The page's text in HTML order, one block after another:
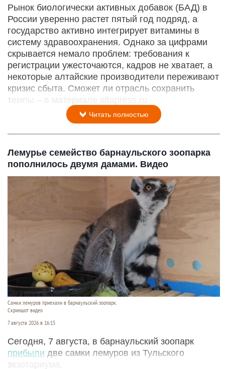
Рынок биологически активных добавок (БАД) в
России уверенно растет пятый год подряд, а
государство активно интегрирует витамины в
систему здравоохранения. Однако за цифрами
скрывается немало проблем: требования к
регистрации ужесточаются, кадров не хватает, а
некоторые алтайские производители переживают
кризис сбыта. Сможет ли отрасль сохранить
темпы – в материале altapress.ru.
Читать полностью
Лемурье семейство барнаульского зоопарка
пополнилось двумя дамами. Видео
Самки лемуров приехали в барнаульский зоопарк.
Скриншот видео
7 августа 2026 в 16:15
Сегодня, 7 августа, в барнаульский зоопарк
прибыли две самки лемуров из Тульского
экзотариума.